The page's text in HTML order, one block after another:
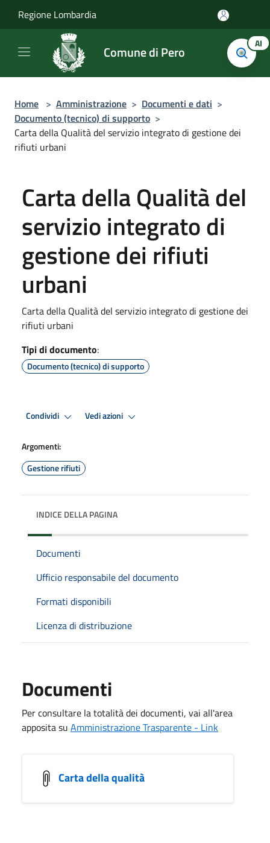
Regione Lombardia
Comune di Pero AI
Home > Amministrazione > Documenti e dati >
Documento (tecnico) di supporto >
Carta della Qualità del servizio integrato di gestione dei
rifiuti urbani
Carta della Qualità del
servizio integrato di
gestione dei rifiuti
urbani
Carta della Qualità del servizio integrato di gestione dei
rifiuti urbani
Tipi di documento:
Documento (tecnico) di supporto
Condividi Vedi azioni
Argomenti:
Gestione rifiuti
INDICE DELLA PAGINA
Documenti
Ufficio responsabile del documento
Formati disponibili
Licenza di distribuzione
Documenti
Per consultare la totalità dei documenti, vai all'area
apposita su Amministrazione Trasparente - Link
Carta della qualità